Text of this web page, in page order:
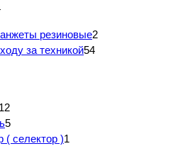
резиновые2
за техникой54
12
5
( селектор )1